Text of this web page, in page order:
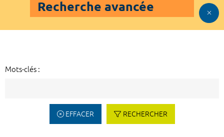
Recherche avancée
Mots-clés :
EFFACER RECHERCHER